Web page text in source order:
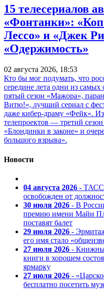
15 телесериалов
«Фонтанки»:
Лессо» и «Джек
«Одержимость»
02 августа 2026, 18:53
Кто бы мог подумать, что
середине лета одни из
пятый сезон «Мажора»,
Витю!», лучший сериал с
даже кибер-драму «Фейк».
телепроектов — третий
«Блондинки в законе» и
большого взрыва».
Новости
04 августа 2026 - ТАСС:
освобожден от
30 июля 2026 - В
премию имени Майи
поставят балет
29 июля 2026 -
его имя стало
27 июля 2026 -
книги в хорошем
ярмарку
27 июля 2026 -
бесплатно посетить